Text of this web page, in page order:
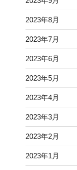
2023年8月
2023年7月
2023年6月
2023年5月
2023年4月
2023年3月
2023年2月
2023年1月